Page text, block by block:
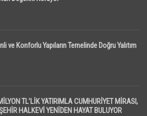
ve Konforlu Yapıların Temelinde Doğru Yalıtım
TL’LİK YATIRIMLA CUMHURİYET MİRASI,
HALKEVİ YENİDEN HAYAT BULUYOR